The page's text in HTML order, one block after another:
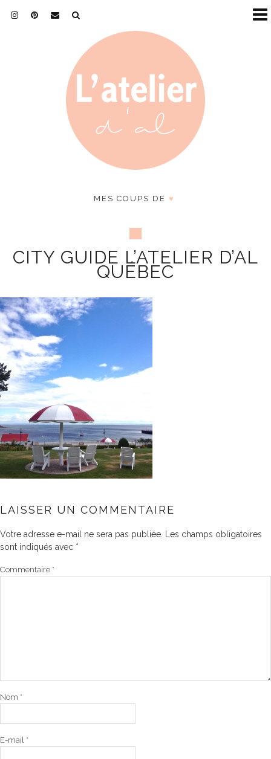
MES COUPS DE ♥
CITY GUIDE L’ATELIER D’AL
QUÉBEC
LAISSER UN COMMENTAIRE
Votre adresse e-mail ne sera pas publiée.
Les champs obligatoires
sont indiqués avec *
Commentaire *
Nom *
E-mail *